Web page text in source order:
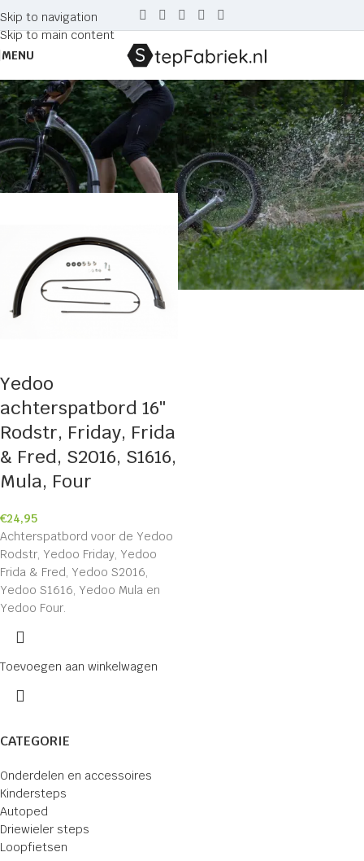
Skip to navigation
Skip to main content
MENU
achterspatbord S2016
CATEGORIE
Onderdelen en accessoires
Kindersteps
Autoped
Driewieler steps
Loopfietsen
Home Producten getagged “achterspatbord S2016”
Yedoo
achterspatbord 16″
Rodstr, Friday, Frida
& Fred, S2016, S1616,
Mula, Four
€24,95
Achterspatbord voor de Yedoo
Rodstr, Yedoo Friday, Yedoo
Frida & Fred, Yedoo S2016,
Yedoo S1616, Yedoo Mula en
Yedoo Four.
Toevoegen aan winkelwagen